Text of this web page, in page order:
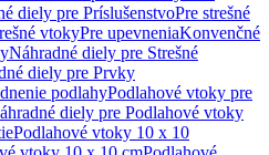
diely pre PríslušenstvoPre strešné
vtokyPre upevneniaKonvenčné
Náhradné diely pre Strešné
diely pre Prvky
podlahyPodlahové vtoky pre
diely pre Podlahové vtoky
Podlahové vtoky 10 x 10